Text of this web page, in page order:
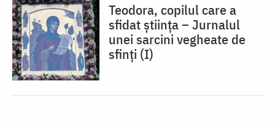
Teodora, copilul care a
sfidat știința – Jurnalul
unei sarcini vegheate de
sfinți (I)